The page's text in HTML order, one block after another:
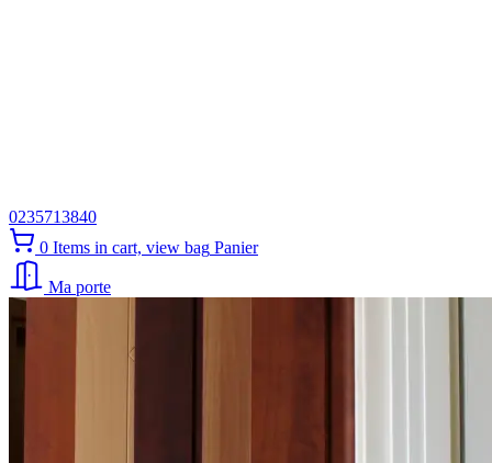
0235713840
0 Items in cart, view bag Panier
Ma porte